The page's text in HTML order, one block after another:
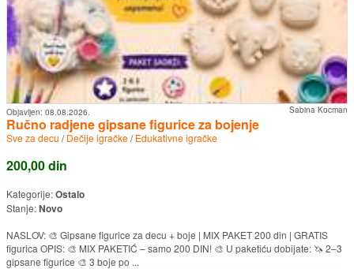
Sabina Kocman
Objavljen: 08.08.2026.
Ručno radjene gipsane figurice za bojenje
Sve za decu /Dečije igračke/Edukativne igračke
200,00 din
Kategorije:Ostalo
Stanje:Novo
NASLOV: 🎨 Gipsane figurice za decu + boje | MIX PAKET 200 din | GRATIS
figurica OPIS: 🎨 MIX PAKETIĆ – samo 200 DIN! 🎨 U paketiću dobijate: 🦄 2–3
gipsane figurice 🎨 3 boje po ...